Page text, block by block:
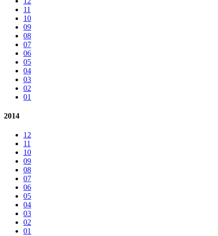
11
10
09
08
07
06
05
04
03
02
01
2014
12
11
10
09
08
07
06
05
04
03
02
01